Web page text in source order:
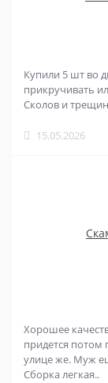
Купили 5 шт во
прикручивать
Сколов и
15.05.2026
Хорошее
придется потом
улице же. Муж
Сборка легкая..